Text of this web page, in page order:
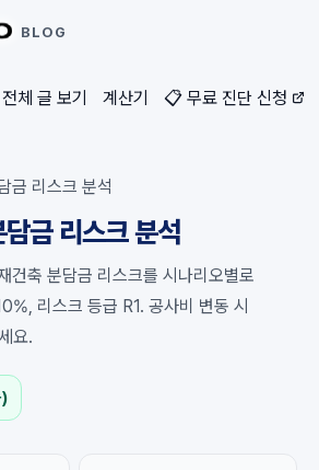
BLOG
전체 글 보기 계산기 📋 무료 진단 신청
금 리스크 분석
금 리스크 분석
건축 분담금 리스크를 시나리오별로
리스크 등급 R1. 공사비 변동 시
요.